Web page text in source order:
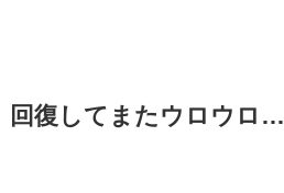
回復してまたウロウロ…